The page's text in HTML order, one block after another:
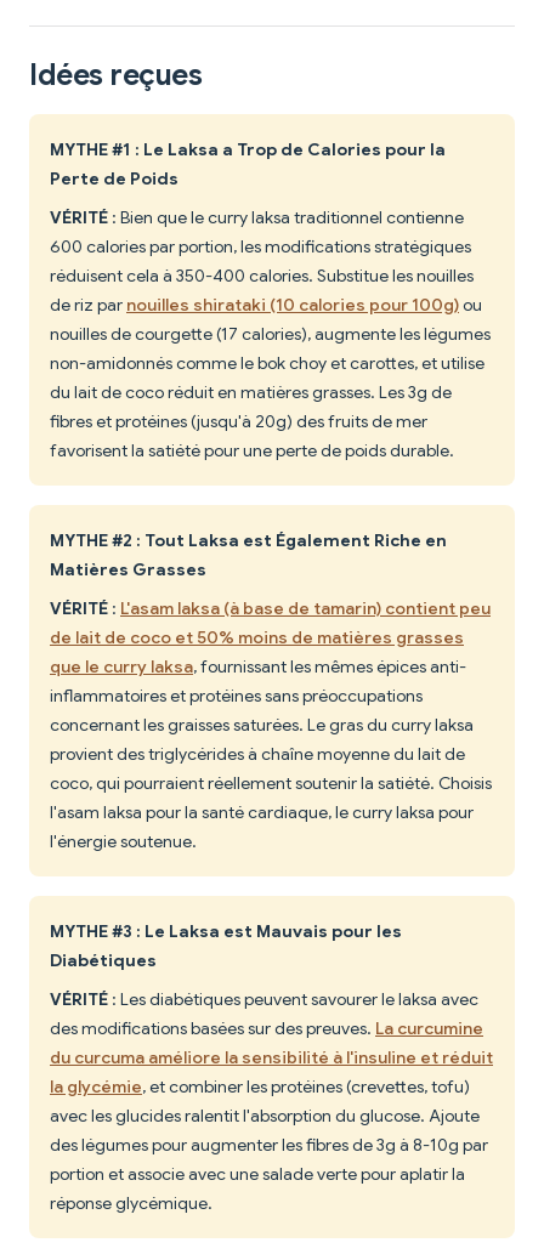
Idées reçues
MYTHE #1 : Le Laksa a Trop de Calories pour la
Perte de Poids
VÉRITÉ : Bien que le curry laksa traditionnel contienne
600 calories par portion, les modifications stratégiques
réduisent cela à 350-400 calories. Substitue les nouilles
de riz par nouilles shirataki (10 calories pour 100g)ou
nouilles de courgette (17 calories), augmente les légumes
non-amidonnés comme le bok choy et carottes, et utilise
du lait de coco réduit en matières grasses. Les 3g de
fibres et protéines (jusqu'à 20g) des fruits de mer
favorisent la satiété pour une perte de poids durable.
MYTHE #2 : Tout Laksa est Également Riche en
Matières Grasses
VÉRITÉ : L'asam laksa (à base de tamarin) contient peu
de lait de coco et 50% moins de matières grasses
que le curry laksa, fournissant les mêmes épices anti-
inflammatoires et protéines sans préoccupations
concernant les graisses saturées. Le gras du curry laksa
provient des triglycérides à chaîne moyenne du lait de
coco, qui pourraient réellement soutenir la satiété. Choisis
l'asam laksa pour la santé cardiaque, le curry laksa pour
l'énergie soutenue.
MYTHE #3 : Le Laksa est Mauvais pour les
Diabétiques
VÉRITÉ : Les diabétiques peuvent savourer le laksa avec
des modifications basées sur des preuves. La curcumine
du curcuma améliore la sensibilité à l'insuline et réduit
la glycémie, et combiner les protéines (crevettes, tofu)
avec les glucides ralentit l'absorption du glucose. Ajoute
des légumes pour augmenter les fibres de 3g à 8-10g par
portion et associe avec une salade verte pour aplatir la
réponse glycémique.